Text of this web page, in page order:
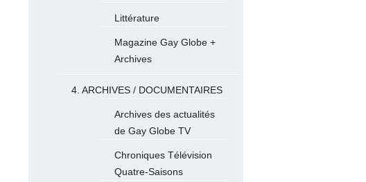
Littérature
Magazine Gay Globe +
Archives
4. ARCHIVES / DOCUMENTAIRES
Archives des actualités
de Gay Globe TV
Chroniques Télévision
Quatre-Saisons